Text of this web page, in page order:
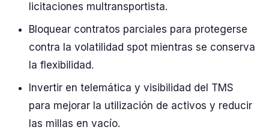
licitaciones multransportista.
Bloquear contratos parciales para protegerse
contra la volatilidad spot mientras se conserva
la flexibilidad.
Invertir en telemática y visibilidad del TMS
para mejorar la utilización de activos y reducir
las millas en vacío.